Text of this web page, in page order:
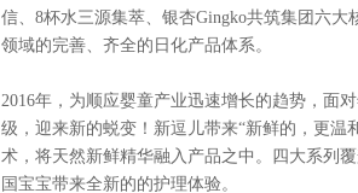
信、8杯水三源集萃、银杏Gingko共筑集团六
领域的完善、齐全的日化产品体系。
2016年，为顺应婴童产业迅速增长的趋势，面
级，迎来新的蜕变！新逗儿带来“新鲜的，更温
术，将天然新鲜精华融入产品之中。四大系列
国宝宝带来全新的的护理体验。